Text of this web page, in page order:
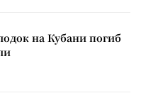
на Кубани погиб